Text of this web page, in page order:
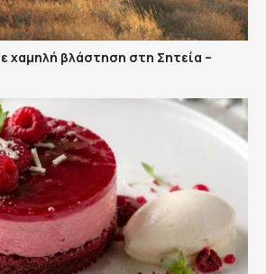
χαμηλή βλάστηση στη Σητεία –